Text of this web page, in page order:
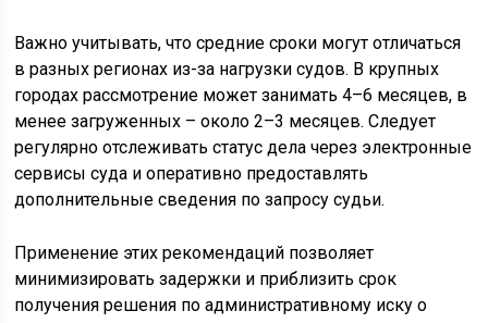
Важно учитывать, что средние сроки могут отличаться
в разных регионах из-за нагрузки судов. В крупных
городах рассмотрение может занимать 4–6 месяцев, в
менее загруженных – около 2–3 месяцев. Следует
регулярно отслеживать статус дела через электронные
сервисы суда и оперативно предоставлять
дополнительные сведения по запросу судьи.
Применение этих рекомендаций позволяет
минимизировать задержки и приблизить срок
получения решения по административному иску о